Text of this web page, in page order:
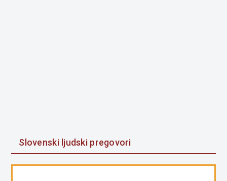
Slovenski ljudski pregovori